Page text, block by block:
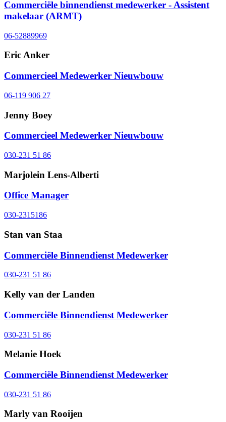
Commerciële binnendienst medewerker - Assistent
makelaar (ARMT)
06-52889969
Eric Anker
Commercieel Medewerker Nieuwbouw
06-119 906 27
Jenny Boey
Commercieel Medewerker Nieuwbouw
030-231 51 86
Marjolein Lens-Alberti
Office Manager
030-2315186
Stan van Staa
Commerciële Binnendienst Medewerker
030-231 51 86
Kelly van der Landen
Commerciële Binnendienst Medewerker
030-231 51 86
Melanie Hoek
Commerciële Binnendienst Medewerker
030-231 51 86
Marly van Rooijen